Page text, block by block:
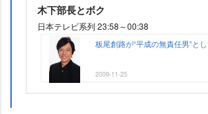
木下部長とボク
日本テレビ系列 23:58～00:38
板尾創路が“平成の無責任男”と
2009-11-25